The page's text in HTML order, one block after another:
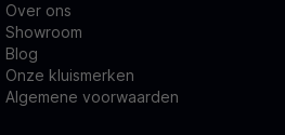
Over ons
Showroom
Blog
Onze kluismerken
Algemene voorwaarden